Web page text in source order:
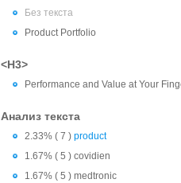
Без текста
Product Portfolio
<H3>
Performance and Value at Your
Анализ текста
2.33% ( 7 ) product
1.67% ( 5 ) covidien
1.67% ( 5 ) medtronic